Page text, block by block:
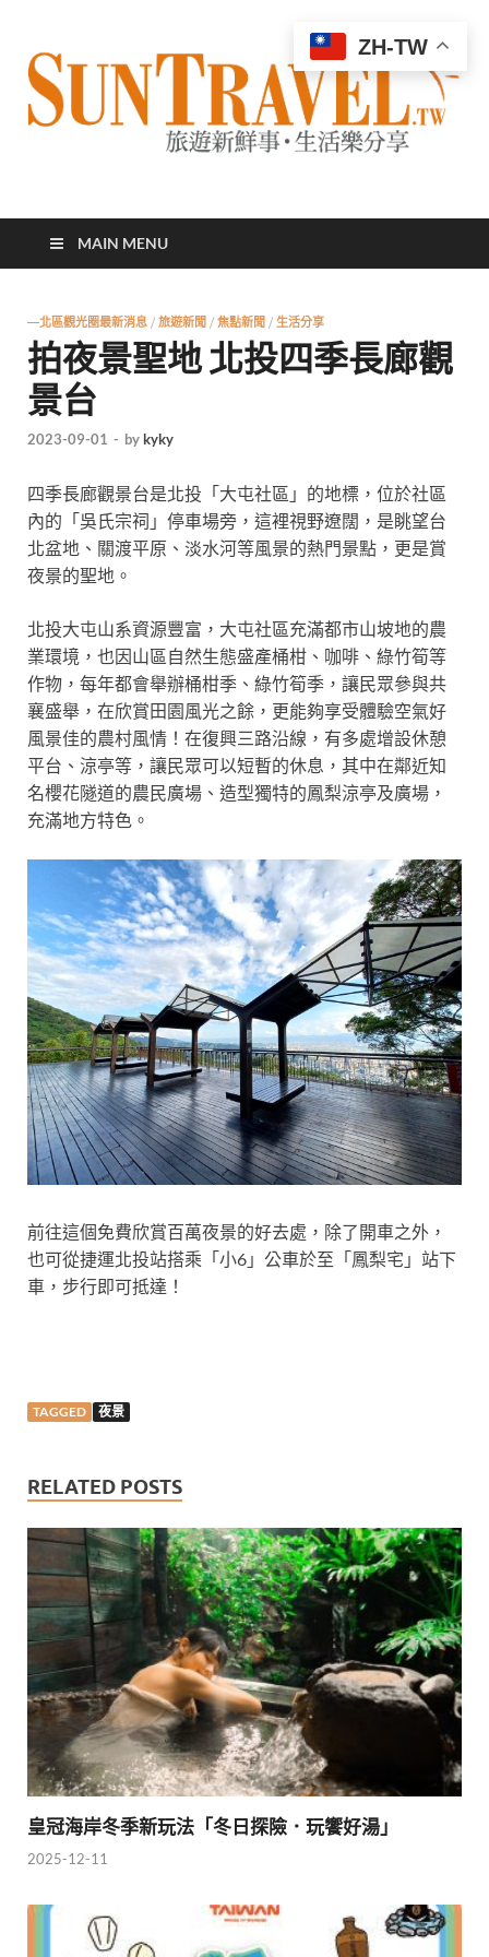
太陽網
MAIN MENU
—北區觀光圈最新消息 / 旅遊新聞 / 焦點新聞 / 生活分享
拍夜景聖地 北投四季長廊觀
景台
2023-09-01 - bykyky
四季長廊觀景台是北投「大屯社區」的地標，位於社區
內的「吳氏宗祠」停車場旁，這裡視野遼闊，是眺望台
北盆地、關渡平原、淡水河等風景的熱門景點，更是賞
夜景的聖地。
北投大屯山系資源豐富，大屯社區充滿都市山坡地的農
業環境，也因山區自然生態盛產桶柑、咖啡、綠竹筍等
作物，每年都會舉辦桶柑季、綠竹筍季，讓民眾參與共
襄盛舉，在欣賞田園風光之餘，更能夠享受體驗空氣好
風景佳的農村風情！ 在復興三路沿線，有多處增設休憩
平台、涼亭等，讓民眾可以短暫的休息，其中在鄰近知
名櫻花隧道的農民廣場、造型獨特的鳳梨涼亭及廣場，
充滿地方特色。
前往這個免費欣賞百萬夜景的好去處，除了開車之外，
也可從捷運北投站搭乘「小6」公車於至「鳳梨宅」站下
車，步行即可抵達！
TAGGED 夜景
RELATED POSTS
皇冠海岸冬季新玩法「冬日探險．玩饗好湯」
2025-12-11
ZH-TW